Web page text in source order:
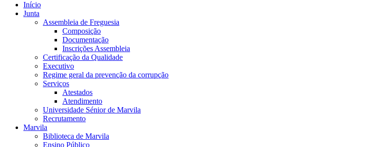
Início
Junta
Assembleia de Freguesia
Composição
Documentação
Inscrições Assembleia
Certificação da Qualidade
Executivo
Regime geral da prevenção da corrupção
Serviços
Atestados
Atendimento
Universidade Sénior de Marvila
Recrutamento
Marvila
Biblioteca de Marvila
Ensino Público